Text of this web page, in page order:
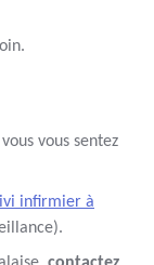
vous sentez
infirmier à